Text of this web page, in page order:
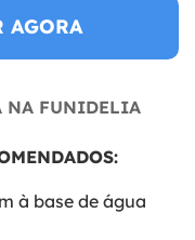
AGORA
NA FUNIDELIA
à base de água